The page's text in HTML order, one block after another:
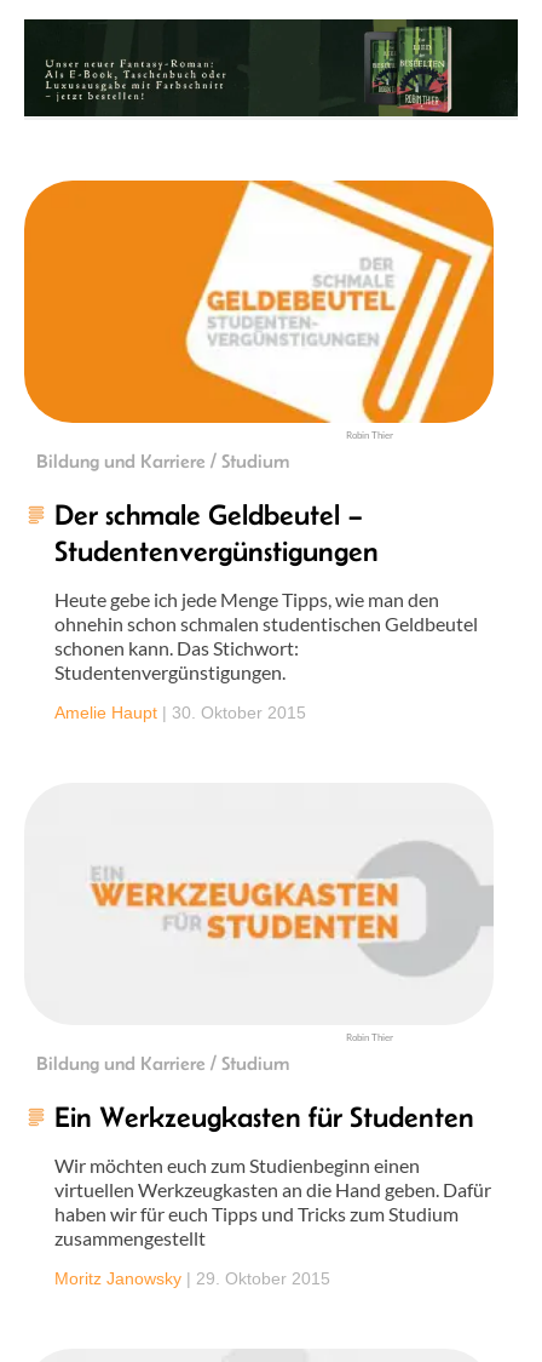
Robin Thier
Bildung und Karriere / Studium
Der schmale Geldbeutel –
Studentenvergünstigungen
Heute gebe ich jede Menge Tipps, wie man den
ohnehin schon schmalen studentischen Geldbeutel
schonen kann. Das Stichwort:
Studentenvergünstigungen.
Amelie Haupt | 30. Oktober 2015
Robin Thier
Bildung und Karriere / Studium
Ein Werkzeugkasten für Studenten
Wir möchten euch zum Studienbeginn einen
virtuellen Werkzeugkasten an die Hand geben. Dafür
haben wir für euch Tipps und Tricks zum Studium
zusammengestellt
Moritz Janowsky | 29. Oktober 2015